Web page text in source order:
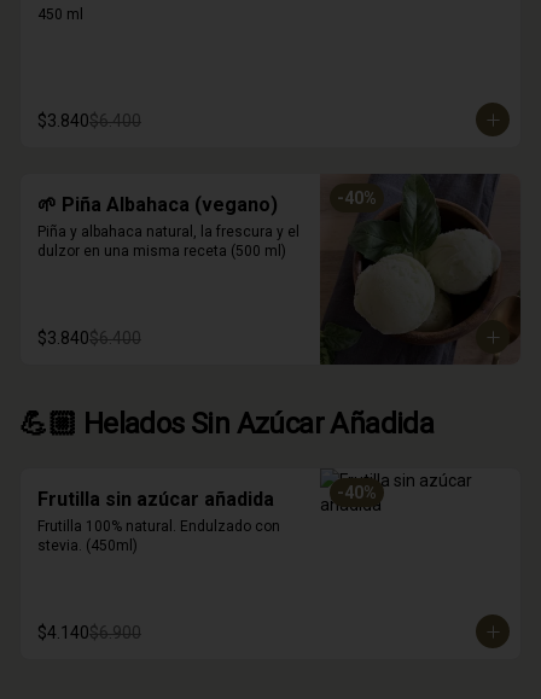
450 ml
$3.840$6.400
-40%
🌱 Piña Albahaca (vegano)
Piña y albahaca natural, la frescura y el
dulzor en una misma receta (500 ml)
$3.840$6.400
💪🏼 Helados Sin Azúcar Añadida
-40%
Frutilla sin azúcar añadida
Frutilla 100% natural. Endulzado con
stevia. (450ml)
$4.140$6.900